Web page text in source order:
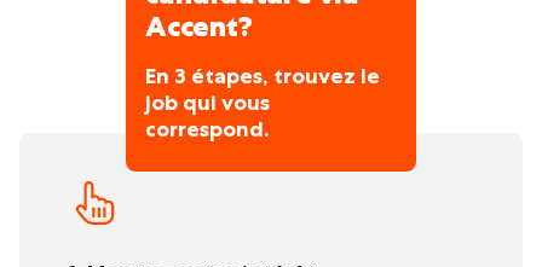
Les pièces nécessaires sont livrées pendant
Accent?
En 3 étapes, trouvez le
job qui vous
correspond.